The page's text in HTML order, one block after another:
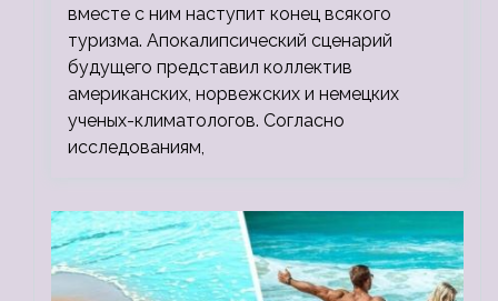
вместе с ним наступит конец всякого
туризма. Апокалипсический сценарий
будущего представил коллектив
американских, норвежских и немецких
ученых-климатологов. Согласно
исследованиям,